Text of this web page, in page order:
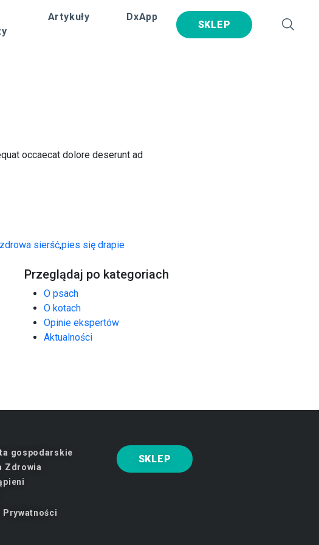
Artykuły DxApp
SKLEP
occaecat dolore deserunt ad
zdrowa sierść,pies się drapie
Przeglądaj po kategoriach
O psach
O kotach
Opinie ekspertów
Aktualności
gospodarskie
Zdrowia
Prywatności
SKLEP